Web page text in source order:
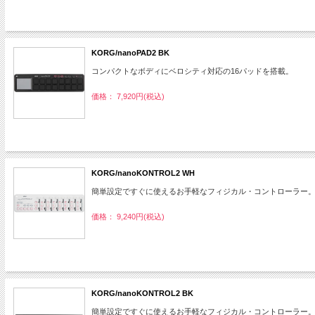
KORG/nanoPAD2 BK
コンパクトなボディにベロシティ対応の16パッドを搭載。
価格： 7,920円(税込)
KORG/nanoKONTROL2 WH
簡単設定ですぐに使えるお手軽なフィジカル・コントローラー。
価格： 9,240円(税込)
KORG/nanoKONTROL2 BK
簡単設定ですぐに使えるお手軽なフィジカル・コントローラー。